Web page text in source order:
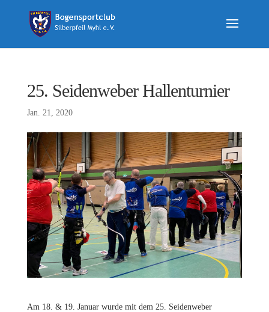
25. Seidenweber Hallenturnier
Jan. 21, 2020
Am 18. & 19. Januar wurde mit dem 25. Seidenweber